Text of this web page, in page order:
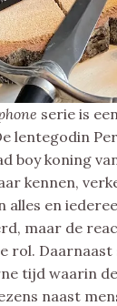
serie is
lentegodin
boy koning
kennen,
alles en
maar de
rol.
tijd waarin
naast